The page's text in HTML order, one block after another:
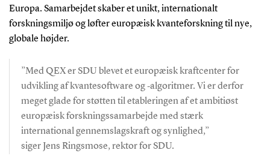
Europa. Samarbejdet skaber et unikt, internationalt
forskningsmiljø og løfter europæisk kvanteforskning til nye,
globale højder.
”Med QEX er SDU blevet et europæisk kraftcenter for
udvikling af kvantesoftware og ‑algoritmer. Vi er derfor
meget glade for støtten til etableringen af et ambitiøst
europæisk forskningssamarbejde med stærk
international gennemslagskraft og synlighed,”
siger Jens Ringsmose, rektor for SDU.